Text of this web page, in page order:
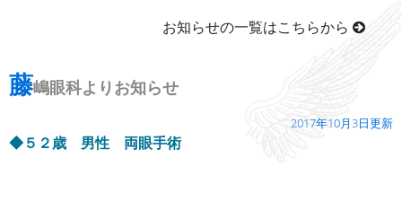
お知らせの一覧はこちらから
藤嶋眼科よりお知らせ
2017年10月3日更新
◆５２歳 男性 両眼手術